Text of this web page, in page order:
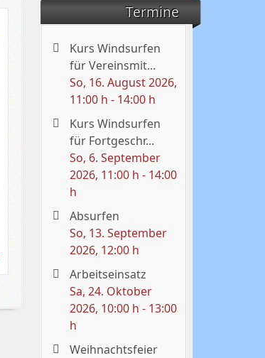
Termine
Kurs Windsurfen
für Vereinsmit...
So, 16. August 2026,
11:00 h - 14:00 h
Kurs Windsurfen
für Fortgeschr...
So, 6. September
2026, 11:00 h - 14:00
h
Absurfen
So, 13. September
2026, 12:00 h
Arbeitseinsatz
Sa, 24. Oktober
2026, 10:00 h - 13:00
h
Weihnachtsfeier